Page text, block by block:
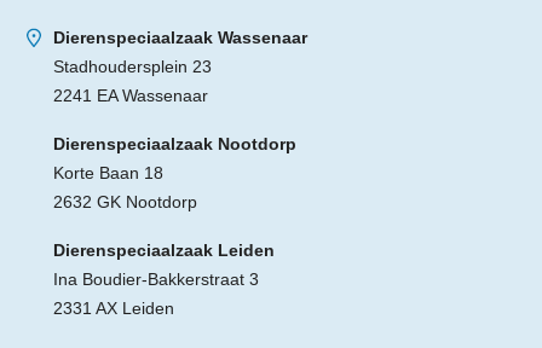
Dierenspeciaalzaak Wassenaar
Stadhoudersplein 23
2241 EA Wassenaar
Dierenspeciaalzaak Nootdorp
Korte Baan 18
2632 GK Nootdorp
Dierenspeciaalzaak Leiden
Ina Boudier-Bakkerstraat 3
2331 AX Leiden